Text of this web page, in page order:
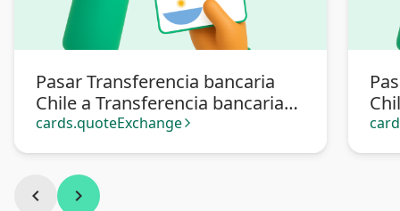
Pasar Transferencia bancaria
Chile a Transferencia bancaria
Argentina
cards.quoteExchange arrow_forward_ios
chevron_left chevron_right